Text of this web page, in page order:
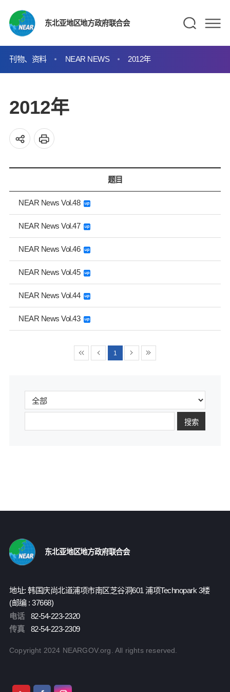
东北亚地区地方政府联合会
刊物、资料 NEAR NEWS 2012年
2012年
题目
NEAR News Vol.48
NEAR News Vol.47
NEAR News Vol.46
NEAR News Vol.45
NEAR News Vol.44
NEAR News Vol.43
1
搜索
东北亚地区地方政府联合会
地址: 韩国庆尚北道浦项市南区芝谷洞601 浦项Technopark 3楼
(邮编 : 37668)
电话
82-54-223-2320
传真
82-54-223-2309
Copyright 2024 NEARGOV.org. All rights reserved.